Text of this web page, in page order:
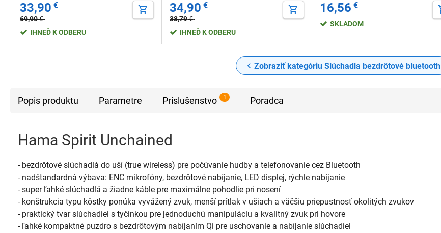
33,90 €
69,90€
IHNEĎ K ODBERU
34,90 €
38,79€
IHNEĎ K ODBERU
16,56 €
SKLADOM
Zobraziť kategóriu Slúchadla bezdrôtové bluetooth
Popis produktu Parametre Príslušenstvo 1 Poradca
Hama Spirit Unchained
- bezdrôtové slúchadlá do uší (true wireless) pre počúvanie hudby a telefonovanie cez Bluetooth
- nadštandardná výbava: ENC mikrofóny, bezdrôtové nabíjanie, LED displej, rýchle nabíjanie
- super ľahké slúchadlá a žiadne káble pre maximálne pohodlie pri nosení
- konštrukcia typu kôstky ponúka vyvážený zvuk, menší prítlak v ušiach a väčšiu priepustnosť okolitých zvukov
- praktický tvar slúchadiel s tyčinkou pre jednoduchú manipuláciu a kvalitný zvuk pri hovore
- ľahké kompaktné puzdro s bezdrôtovým nabíjaním Qi pre uschovanie a nabíjanie slúchadiel